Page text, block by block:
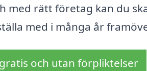
med rätt företag kan du
med i många år
och utan förpliktelser